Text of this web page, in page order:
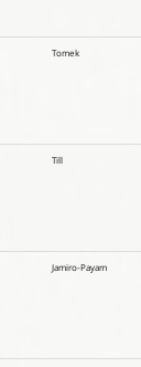
Tomek
Till
Jamiro-Payam